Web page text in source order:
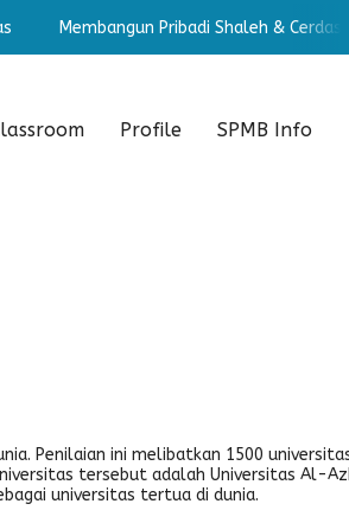
Membangun Pribadi Shaleh & Cerdas
Profile SPMB Info
Penilaian ini melibatkan 1500
tersebut adalah Universitas Al-
universitas tertua di dunia.